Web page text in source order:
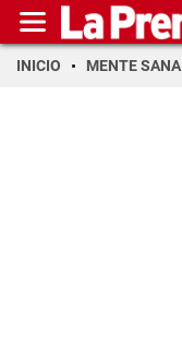
INICIO MENTE SANA